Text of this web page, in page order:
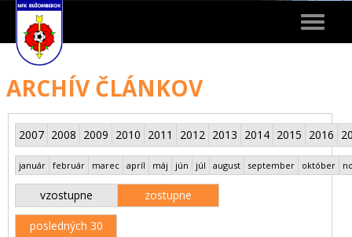
Toggle
ARCHÍV ČLÁNKOV
2007 2008 2009 2010 2011 2012 2013 2014 2015 2016
január február marec apríl máj jún júl august september október
vzostupne zostupne
posledných 30